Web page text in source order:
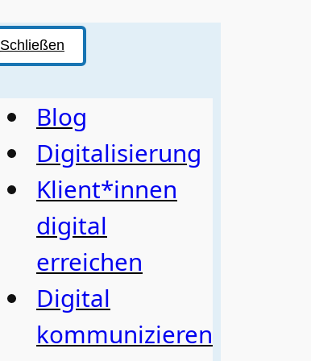
Schließen
Blog
Digitalisierung
Klient*innen
digital
erreichen
Digital
kommunizieren